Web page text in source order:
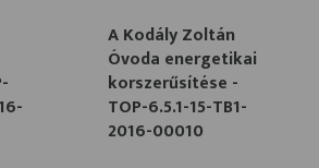
A Kodály Zoltán
Óvoda energetikai
korszerűsítése -
TOP-6.5.1-15-TB1-
2016-00010